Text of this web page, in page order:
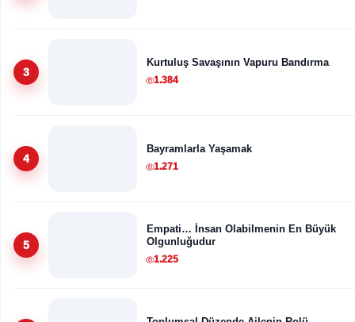
3
Kurtuluş Savaşının Vapuru Bandırma
1.384
4
Bayramlarla Yaşamak
1.271
5
Empati… İnsan Olabilmenin En Büyük
Olgunluğudur
1.225